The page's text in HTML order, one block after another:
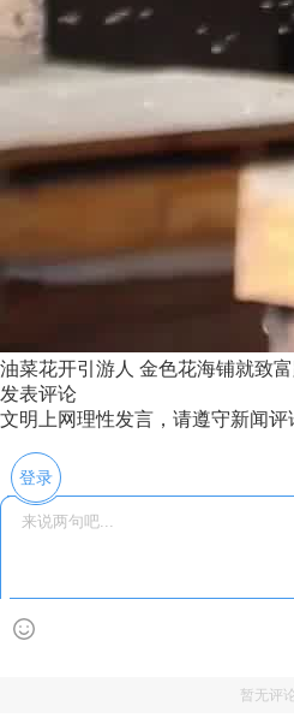
油菜花开引游人 金色花海铺就致
发表评论
文明上网理性发言，请遵守新闻评
登录
暂无评